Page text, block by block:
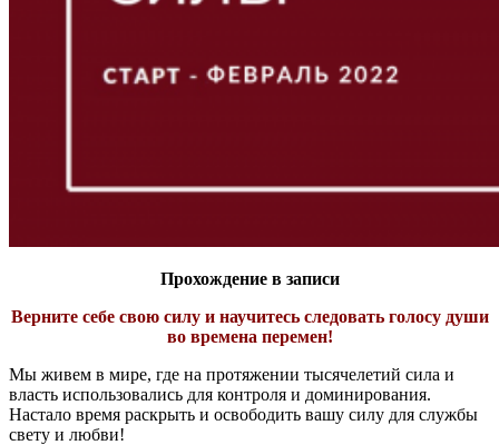
Прохождение в записи
Верните себе свою силу и научитесь следовать голосу души
во времена перемен!
Мы живем в мире, где на протяжении тысячелетий сила и
власть использовались для контроля и доминирования.
Настало время раскрыть и освободить вашу силу для службы
свету и любви!